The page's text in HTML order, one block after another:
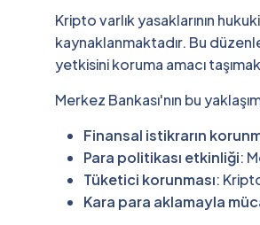
Kripto varlık yasaklarının
kaynaklanmaktadır. Bu
yetkisini koruma amacı
Merkez Bankası'nın bu
Finansal istikrarın
Para politikası etkinliği:
Tüketici korunması:
Kara para aklamayla